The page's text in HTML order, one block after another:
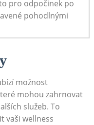
pro odpočinek po
pohodlnými
možnost
mohou zahrnovat
služeb. To
vaši wellness